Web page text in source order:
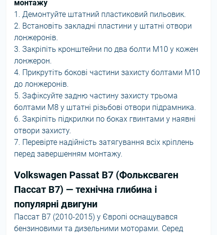
монтажу
1. Демонтуйте штатний пластиковий пильовик.
2. Встановіть закладні пластини у штатні отвори
лонжеронів.
3. Закріпіть кронштейни по два болти М10 у кожен
лонжерон.
4. Прикрутіть бокові частини захисту болтами М10
до лонжеронів.
5. Зафіксуйте задню частину захисту трьома
болтами М8 у штатні різьбові отвори підрамника.
6. Закріпіть підкрилки по боках гвинтами у наявні
отвори захисту.
7. Перевірте надійність затягування всіх кріплень
перед завершенням монтажу.
Volkswagen Passat B7 (Фольксваген
Пассат В7) — технічна глибина і
популярні двигуни
Пассат В7 (2010-2015) у Європі оснащувався
бензиновими та дизельними моторами. Серед